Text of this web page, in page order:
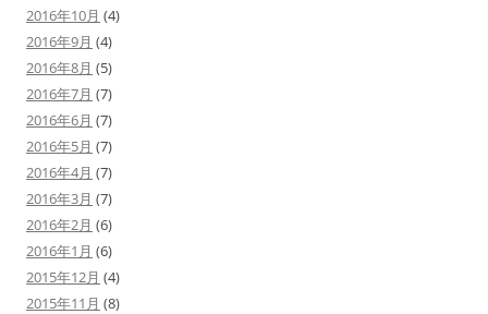
2016年10月 (4)
2016年9月 (4)
2016年8月 (5)
2016年7月 (7)
2016年6月 (7)
2016年5月 (7)
2016年4月 (7)
2016年3月 (7)
2016年2月 (6)
2016年1月 (6)
2015年12月 (4)
2015年11月 (8)